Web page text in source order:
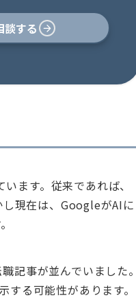
談する
ます。従来であれば、
現在は、GoogleがAIに
記事が並んでいました。
る可能性があります。